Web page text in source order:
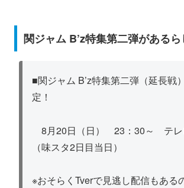
関ジャム B’z特集第二弾があるら
■関ジャム B’z特集第二弾（延長
定！
8月20日（日） 23：30～ テ
（味スタ2日目当日）
※おそらくTverで見逃し配信もある